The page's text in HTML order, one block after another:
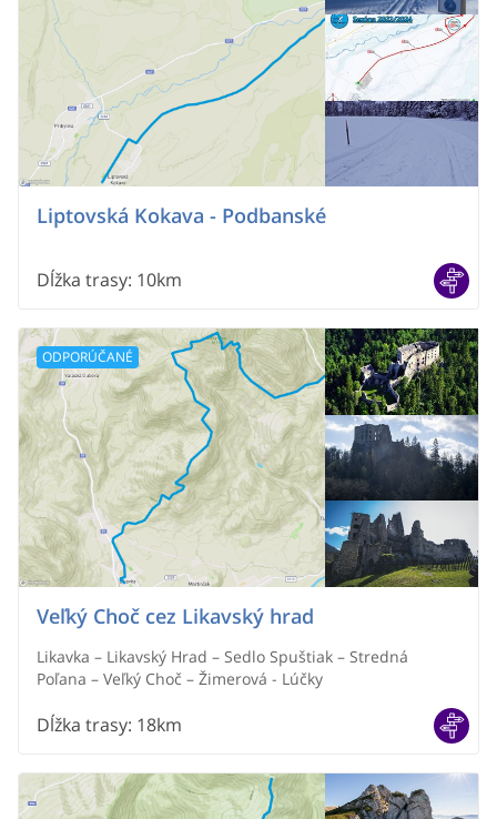
Liptovská Kokava - Podbanské
Dĺžka trasy: 10km
Veľký Choč cez Likavský hrad
Likavka – Likavský Hrad – Sedlo Spuštiak – Stredná
Poľana – Veľký Choč – Žimerová - Lúčky
ODPORÚČANÉ
Dĺžka trasy: 18km